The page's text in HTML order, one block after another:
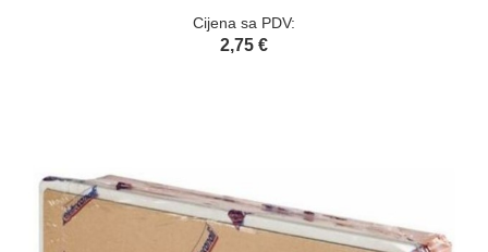
Cijena sa PDV:
2,75 €